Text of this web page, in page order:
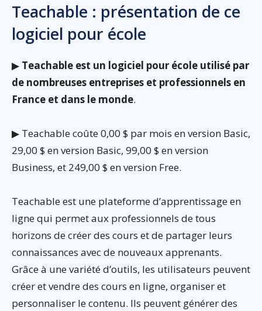
Teachable : présentation de ce
logiciel pour école
▶ Teachable est un logiciel pour école utilisé par
de nombreuses entreprises et professionnels en
France et dans le monde.
▶ Teachable coûte 0,00 $ par mois en version Basic,
29,00 $ en version Basic, 99,00 $ en version
Business, et 249,00 $ en version Free.
Teachable est une plateforme d’apprentissage en
ligne qui permet aux professionnels de tous
horizons de créer des cours et de partager leurs
connaissances avec de nouveaux apprenants.
Grâce à une variété d’outils, les utilisateurs peuvent
créer et vendre des cours en ligne, organiser et
personnaliser le contenu. Ils peuvent générer des